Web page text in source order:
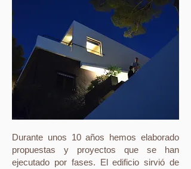
Durante unos 10 años hemos elaborado
propuestas y proyectos que se han
ejecutado por fases. El edificio sirvió de